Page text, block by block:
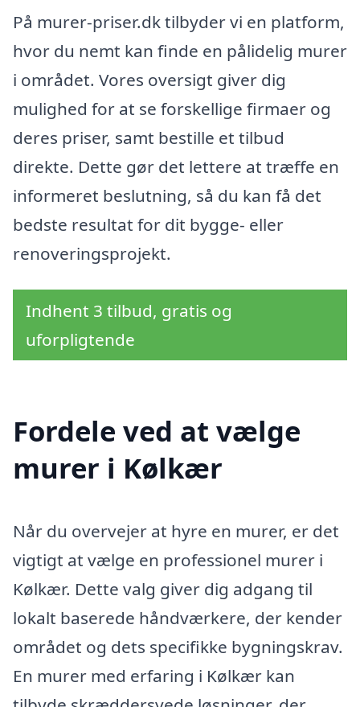
På murer-priser.dk tilbyder vi en platform,
hvor du nemt kan finde en pålidelig murer
i området. Vores oversigt giver dig
mulighed for at se forskellige firmaer og
deres priser, samt bestille et tilbud
direkte. Dette gør det lettere at træffe en
informeret beslutning, så du kan få det
bedste resultat for dit bygge- eller
renoveringsprojekt.
Indhent 3 tilbud, gratis og
uforpligtende
Fordele ved at vælge
murer i Kølkær
Når du overvejer at hyre en murer, er det
vigtigt at vælge en professionel murer i
Kølkær. Dette valg giver dig adgang til
lokalt baserede håndværkere, der kender
området og dets specifikke bygningskrav.
En murer med erfaring i Kølkær kan